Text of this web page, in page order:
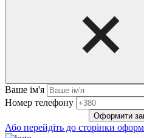
Ваше ім'я
Нoмep тeлeфoнy
Оформити
Або перейдіть до сторінки